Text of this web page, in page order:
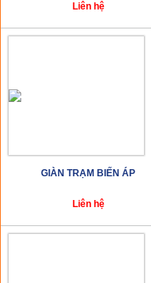
Liên hệ
GIÀN TRẠM BIẾN ÁP
Liên hệ